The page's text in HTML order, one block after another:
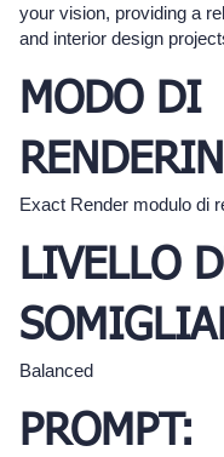
your vision, providing a
and interior design
MODO DI
Exact Render modulo di
LIVELLO
Balanced
PROMPT: